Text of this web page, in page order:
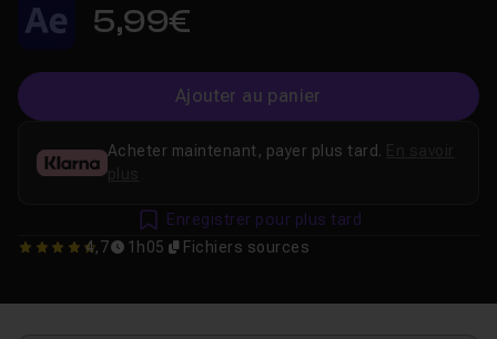
5,99€
Ajouter au panier
4.6666666666667
4,7 1h05 Fichiers sources
Acheter maintenant, payer plus tard.
plus
Enregistrer pour plus tard